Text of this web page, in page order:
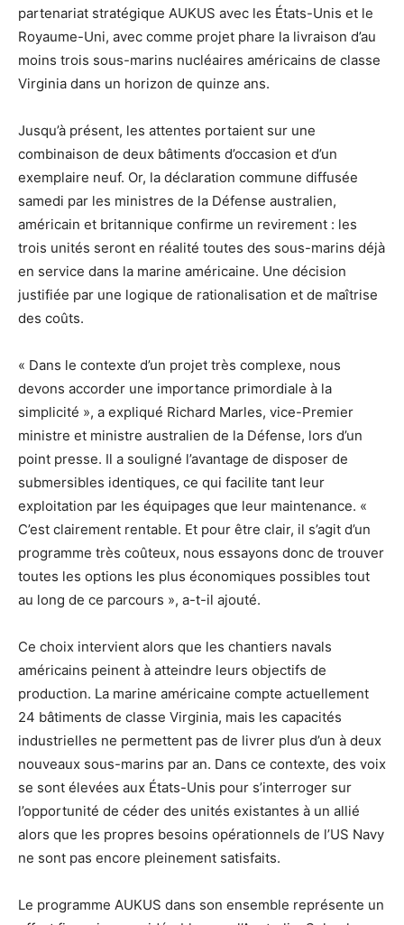
partenariat stratégique AUKUS avec les États-Unis et le
Royaume-Uni, avec comme projet phare la livraison d’au
moins trois sous-marins nucléaires américains de classe
Virginia dans un horizon de quinze ans.
Jusqu’à présent, les attentes portaient sur une
combinaison de deux bâtiments d’occasion et d’un
exemplaire neuf. Or, la déclaration commune diffusée
samedi par les ministres de la Défense australien,
américain et britannique confirme un revirement : les
trois unités seront en réalité toutes des sous-marins déjà
en service dans la marine américaine. Une décision
justifiée par une logique de rationalisation et de maîtrise
des coûts.
« Dans le contexte d’un projet très complexe, nous
devons accorder une importance primordiale à la
simplicité », a expliqué Richard Marles, vice-Premier
ministre et ministre australien de la Défense, lors d’un
point presse. Il a souligné l’avantage de disposer de
submersibles identiques, ce qui facilite tant leur
exploitation par les équipages que leur maintenance. «
C’est clairement rentable. Et pour être clair, il s’agit d’un
programme très coûteux, nous essayons donc de trouver
toutes les options les plus économiques possibles tout
au long de ce parcours », a-t-il ajouté.
Ce choix intervient alors que les chantiers navals
américains peinent à atteindre leurs objectifs de
production. La marine américaine compte actuellement
24 bâtiments de classe Virginia, mais les capacités
industrielles ne permettent pas de livrer plus d’un à deux
nouveaux sous-marins par an. Dans ce contexte, des voix
se sont élevées aux États-Unis pour s’interroger sur
l’opportunité de céder des unités existantes à un allié
alors que les propres besoins opérationnels de l’US Navy
ne sont pas encore pleinement satisfaits.
Le programme AUKUS dans son ensemble représente un